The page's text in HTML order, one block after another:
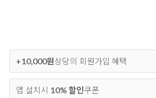
+10,000원상당의 회원가입 혜택
앱 설치시 10% 할인쿠폰